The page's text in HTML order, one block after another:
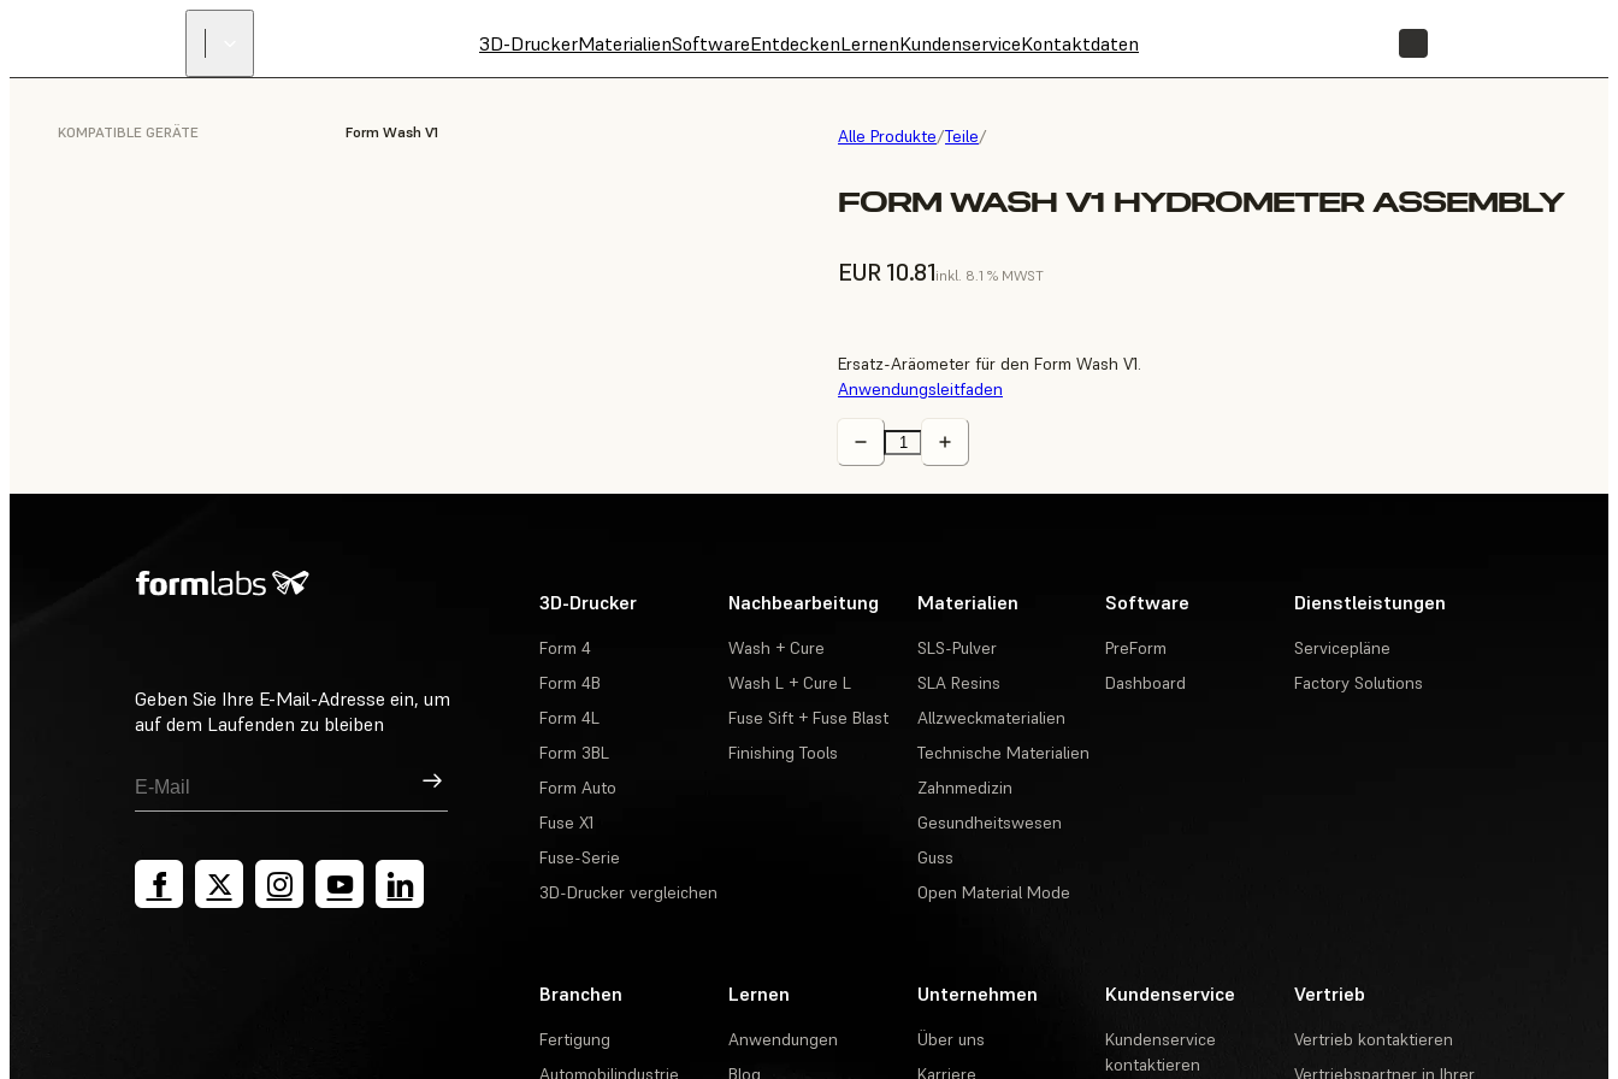
3D-DruckerMaterialienSoftwareEntdeckenLernenKundenserviceKontaktdaten
Alle Produkte/Teile/
FORM WASH V1 HYDROMETER ASSEMBLY
EUR 10.81inkl. 8.1 % MWST
KOMPATIBLE GERÄTE Form Wash V1
Ersatz-Aräometer für den Form Wash V1.
Anwendungsleitfaden
Geben Sie Ihre E-Mail-Adresse ein, um
auf dem Laufenden zu bleiben
Registrieren
3D-Drucker
Form 4
Form 4B
Form 4L
Form 3BL
Form Auto
Fuse X1
Fuse-Serie
3D-Drucker vergleichen
Nachbearbeitung
Wash + Cure
Wash L + Cure L
Fuse Sift + Fuse Blast
Finishing Tools
Materialien
SLS-Pulver
SLA Resins
Allzweckmaterialien
Technische Materialien
Zahnmedizin
Gesundheitswesen
Guss
Open Material Mode
Software
PreForm
Dashboard
Dienstleistungen
Servicepläne
Factory Solutions
Branchen
Fertigung
Automobilindustrie
Lernen
Anwendungen
Blog
Unternehmen
Über uns
Karriere
Kundenservice
Kundenservice
kontaktieren
Vertrieb
Vertrieb kontaktieren
Vertriebspartner in Ihrer